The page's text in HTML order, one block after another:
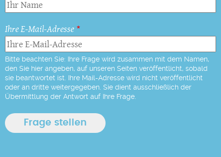
Ihre E-Mail-Adresse
Bitte beachten Sie: Ihre Frage wird zusammen mit dem Namen,
den Sie hier angeben, auf unseren Seiten veröffentlicht, sobald
sie beantwortet ist. Ihre Mail-Adresse wird nicht veröffentlicht
oder an dritte weitergegeben. Sie dient ausschließlich der
Übermittlung der Antwort auf Ihre Frage.